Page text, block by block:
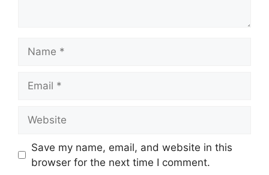
Save my name, email, and website in this
browser for the next time I comment.